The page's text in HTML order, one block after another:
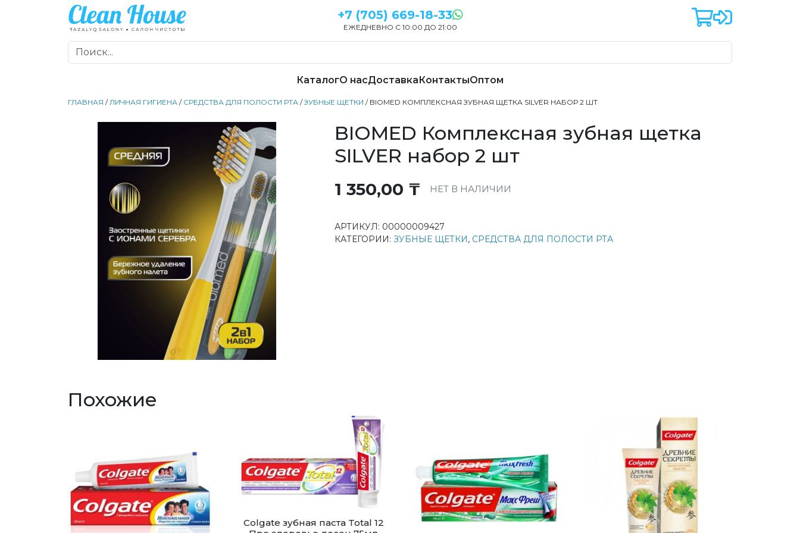
+7 (705) 669-18-33
ЕЖЕДНЕВНО С 10:00 ДО 21:00
КаталогО насДоставкаКонтактыОптом
ГЛАВНАЯ /ЛИЧНАЯ ГИГИЕНА / СРЕДСТВА ДЛЯ ПОЛОСТИ РТА /ЗУБНЫЕ ЩЕТКИ / BIOMED КОМПЛЕКСНАЯ ЗУБНАЯ ЩЕТКА SILVER НАБОР 2 ШТ
BIOMED Комплексная зубная щетка
SILVER набор 2 шт
1 350,00 ₸ НЕТ В НАЛИЧИИ
АРТИКУЛ: 00000009427
КАТЕГОРИИ: ЗУБНЫЕ ЩЕТКИ, СРЕДСТВА ДЛЯ ПОЛОСТИ РТА
Похожие
Colgate зубная паста Total 12